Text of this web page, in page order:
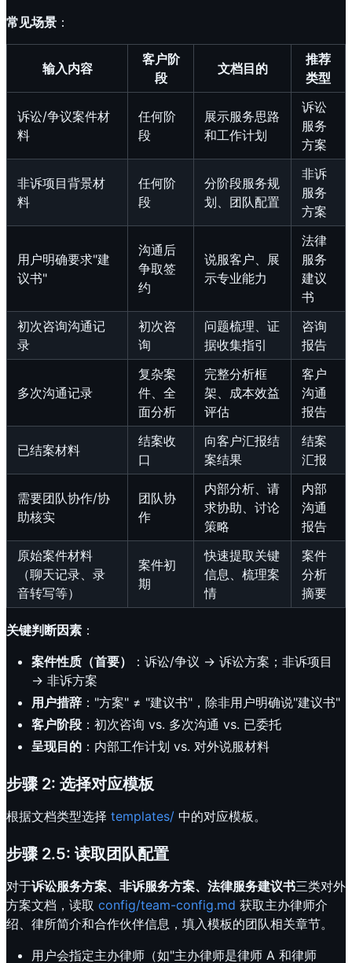
常见场景 ：
输入内容
客户阶
段
文档目的
推荐
类型
诉讼/争议案件材
料
任何阶
段
展示服务思路
和工作计划
诉讼
服务
方案
非诉项目背景材
料
任何阶
段
分阶段服务规
划、团队配置
非诉
服务
方案
用户明确要求"建
议书"
沟通后
争取签
约
说服客户、展
示专业能力
法律
服务
建议
书
初次咨询沟通记
录
初次咨
询
问题梳理、证
据收集指引
咨询
报告
多次沟通记录
复杂案
件、全
面分析
完整分析框
架、成本效益
评估
客户
沟通
报告
已结案材料
结案收
口
向客户汇报结
案结果
结案
汇报
需要团队协作/协
助核实
团队协
作
内部分析、请
求协助、讨论
策略
内部
沟通
报告
原始案件材料
（聊天记录、录
音转写等）
案件初
期
快速提取关键
信息、梳理案
情
案件
分析
摘要
关键判断因素 ：
案件性质（首要）
：诉讼/争议 → 诉讼方案；非诉项目
→ 非诉方案
用户措辞 ："方案" ≠ "建议书"，除非用户明确说"建议书"
客户阶段 ：初次咨询 vs. 多次沟通 vs. 已委托
呈现目的 ：内部工作计划 vs. 对外说服材料
步骤 2: 选择对应模板
根据文档类型选择 templates/ 中的对应模板。
步骤 2.5: 读取团队配置
对于诉讼服务方案、非诉服务方案、法律服务建议书三类对外
方案文档，读取 config/team-config.md 获取主办律师介
绍、律所简介和合作伙伴信息，填入模板的团队相关章节。
用户会指定主办律师（如"主办律师是律师 A 和律师